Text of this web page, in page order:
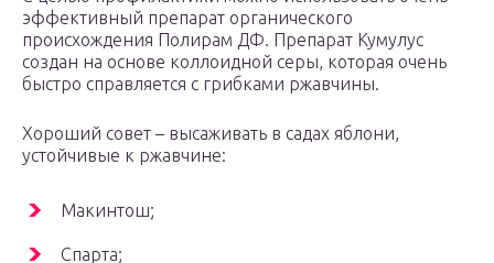
эффективный препарат органического
происхождения Полирам ДФ. Препарат Кумулус
создан на основе коллоидной серы, которая очень
быстро справляется с грибками ржавчины.
Хороший совет – высаживать в садах яблони,
устойчивые к ржавчине:
Макинтош;
Спарта;